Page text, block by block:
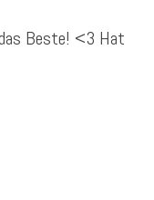
Beste! <3 Hat